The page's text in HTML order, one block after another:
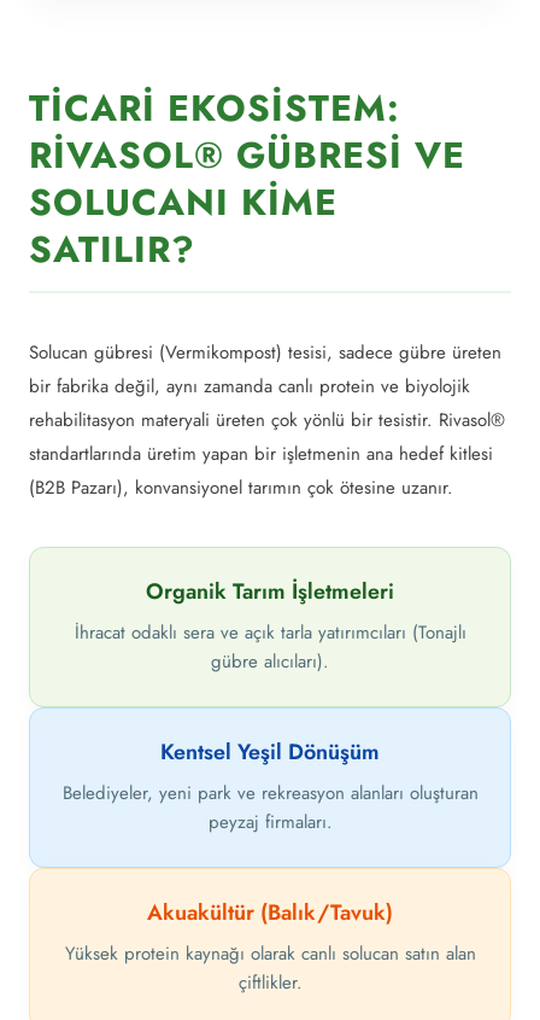
TICARI EKOSISTEM:
RIVASOL® GÜBRESI VE
SOLUCANI KIME
SATILIR?
Solucan gübresi (Vermikompost) tesisi, sadece gübre üreten
bir fabrika değil, aynı zamanda canlı protein ve biyolojik
rehabilitasyon materyali üreten çok yönlü bir tesistir. Rivasol®
standartlarında üretim yapan bir işletmenin ana hedef kitlesi
(B2B Pazarı), konvansiyonel tarımın çok ötesine uzanır.
Organik Tarım İşletmeleri
İhracat odaklı sera ve açık tarla yatırımcıları (Tonajlı
gübre alıcıları).
Kentsel Yeşil Dönüşüm
Belediyeler, yeni park ve rekreasyon alanları oluşturan
peyzaj firmaları.
Akuakültür (Balık/Tavuk)
Yüksek protein kaynağı olarak canlı solucan satın alan
çiftlikler.